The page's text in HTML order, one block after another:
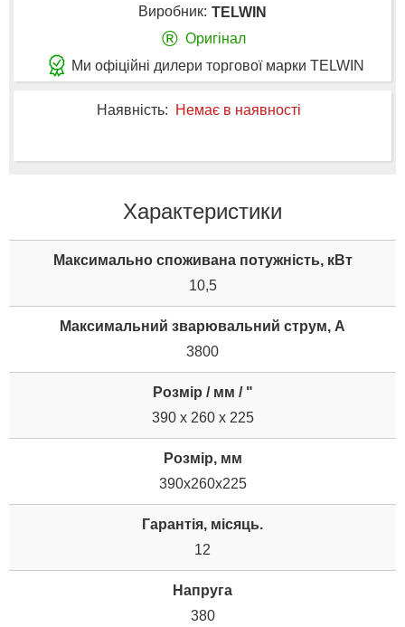
Виробник: TELWIN
® Оригінал
Ми офіційні дилери торгової марки TELWIN
Наявність: Немає в наявності
Характеристики
Максимально споживана потужність, кВт
10,5
Максимальний зварювальний струм, А
3800
Розмір / мм / "
390 x 260 x 225
Розмір, мм
390x260x225
Гарантія, місяць.
12
Напруга
380